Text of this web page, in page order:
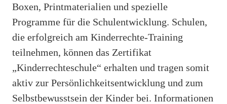
Boxen, Printmaterialien und spezielle
Programme für die Schulentwicklung. Schulen,
die erfolgreich am Kinderrechte-Training
teilnehmen, können das Zertifikat
„Kinderrechteschule“ erhalten und tragen somit
aktiv zur Persönlichkeitsentwicklung und zum
Selbstbewusstsein der Kinder bei. Informationen